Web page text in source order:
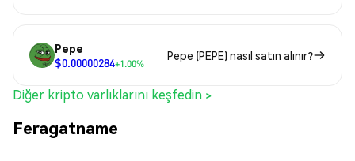
Pepe
$0.00000284+1.00%
Pepe (PEPE) nasıl satın alınır?
Diğer kripto varlıklarını keşfedin >
Feragatname